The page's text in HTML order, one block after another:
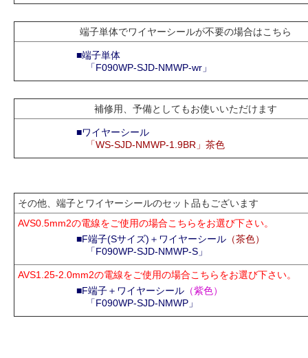
端子単体でワイヤーシールが不要の場合はこちら
■端子単体
「F090WP-SJD-NMWP-wr」
補修用、予備としてもお使いいただけます
■ワイヤーシール
「WS-SJD-NMWP-1.9BR」茶色
その他、端子とワイヤーシールのセット品もございます
AVS0.5mm2の電線をご使用の場合こちらをお選び下さい。
■F端子(Sサイズ)＋ワイヤーシール （茶色）
「F090WP-SJD-NMWP-S」
AVS1.25-2.0mm2の電線をご使用の場合こちらをお選び下さい。
■F端子＋ワイヤーシール （紫色）
「F090WP-SJD-NMWP」